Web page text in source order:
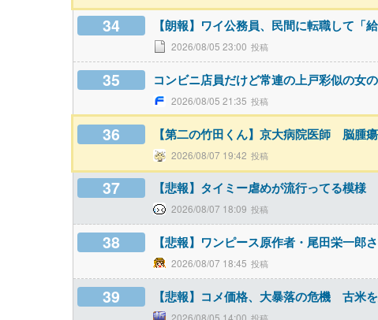
34 【朗報】ワイ公務員、民間に転職して「
2026/08/05 23:00
35 コンビニ店員だけど常連の上戸彩似の女
2026/08/05 21:35
36 【第二の竹田くん】京大病院医師 脳腫
2026/08/07 19:42
37 【悲報】タイミー虐めが流行ってる模様
2026/08/07 18:09
38 【悲報】ワンピース原作者・尾田栄一郎
2026/08/07 18:45
39 【悲報】コメ価格、大暴落の危機 古米
2026/08/05 14:00